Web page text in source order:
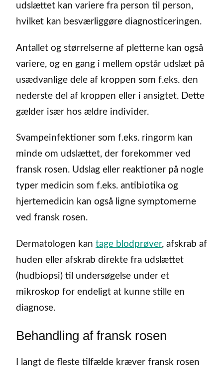
udslættet kan variere fra person til person,
hvilket kan besværliggøre diagnosticeringen.
Antallet og størrelserne af pletterne kan også
variere, og en gang i mellem opstår udslæt på
usædvanlige dele af kroppen som f.eks. den
nederste del af kroppen eller i ansigtet. Dette
gælder især hos ældre individer.
Svampeinfektioner som f.eks. ringorm kan
minde om udslættet, der forekommer ved
fransk rosen. Udslag eller reaktioner på nogle
typer medicin som f.eks. antibiotika og
hjertemedicin kan også ligne symptomerne
ved fransk rosen.
Dermatologen kan tage blodprøver, afskrab af
huden eller afskrab direkte fra udslættet
(hudbiopsi) til undersøgelse under et
mikroskop for endeligt at kunne stille en
diagnose.
Behandling af fransk rosen
I langt de fleste tilfælde kræver fransk rosen